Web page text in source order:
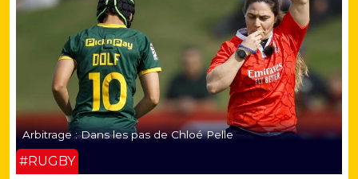
Arbitrage : Dans les pas de Chloé Pelle
#RUGBY